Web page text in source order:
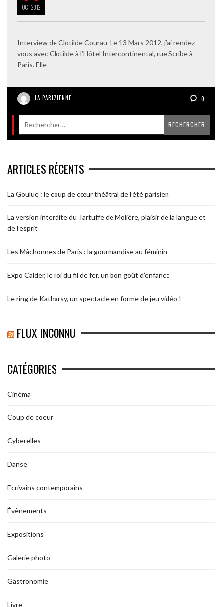
OCT2012
Interview de Clotilde Courau Le 13 Mars 2012, j’ai rendez-
vous avec Clotilde à l’Hôtel Intercontinental, rue Scribe à
Paris. Elle
LA PARIZIENNE 0
ARTICLES RÉCENTS
La Goulue : le coup de cœur théâtral de l’été parisien
La version interdite du Tartuffe de Molière, plaisir de la langue et
de l’esprit
Les Mâchonnes de Paris : la gourmandise au féminin
Expo Calder, le roi du fil de fer, un bon goût d’enfance
Le ring de Katharsy, un spectacle en forme de jeu vidéo !
FLUX INCONNU
CATÉGORIES
Cinéma
Coup de coeur
Cyberelles
Danse
Ecrivains contemporains
Évènements
Expositions
Galerie photo
Gastronomie
Livre